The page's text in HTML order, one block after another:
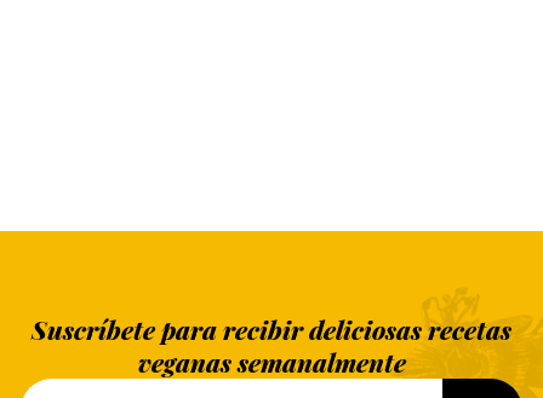
Suscríbete para recibir deliciosas recetas
veganas semanalmente